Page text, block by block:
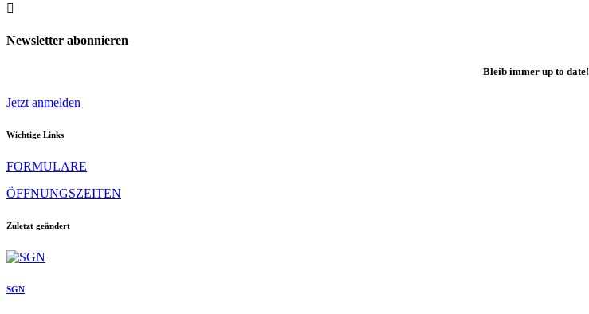

Newsletter abonnieren
Bleib immer up to date!
Jetzt anmelden
Wichtige Links
FORMULARE
ÖFFNUNGSZEITEN
Zuletzt geändert
SGN